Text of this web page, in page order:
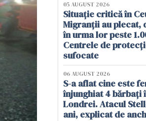
05 AUGUST 2026
Situație critică în
Migranții au plecat,
în urma lor peste
Centrele de
sufocate
06 AUGUST 2026
S-a aflat cine este
înjunghiat 4 bărbați
Londrei. Atacul
ani, explicat de